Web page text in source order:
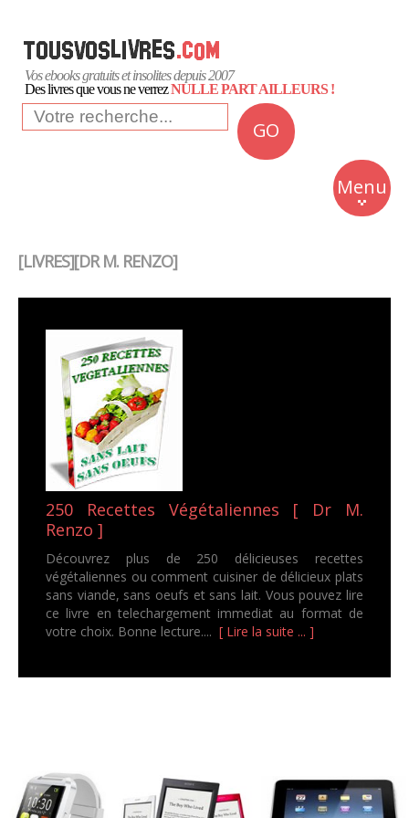
Vos ebooks gratuits et insolites depuis 2007
Des livres que vous ne verrezNULLE PART AILLEURS !
GO
Menu
Insolite
Business
[LIVRES][DR M. RENZO]
250 Recettes Végétaliennes [ Dr M.
Renzo ]
Découvrez plus de 250 délicieuses recettes
végétaliennes ou comment cuisiner de délicieux plats
sans viande, sans oeufs et sans lait. Vous pouvez lire
ce livre en telechargement immediat au format de
votre choix. Bonne lecture.... [ Lire la suite ... ]